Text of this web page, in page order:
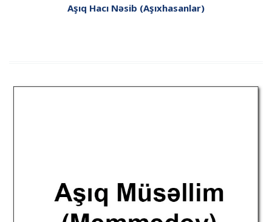
Aşıq Hacı Nəsib (Aşıxhasanlar)